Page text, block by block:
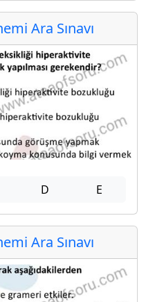
Ara Sınavı
D E
Ara Sınavı